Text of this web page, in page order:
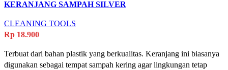
KERANJANG SAMPAH SILVER
CLEANING TOOLS
Rp 18.900
Terbuat dari bahan plastik yang berkualitas. Keranjang ini biasanya
digunakan sebagai tempat sampah kering agar lingkungan tetap